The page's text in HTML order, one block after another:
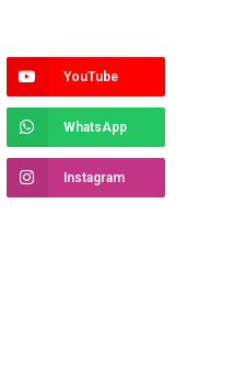
YouTube
WhatsApp
Instagram